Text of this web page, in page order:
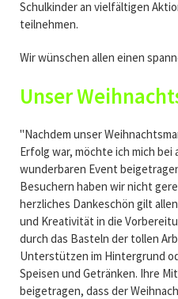
Schulkinder an vielfältigen
teilnehmen.
Wir wünschen allen einen
Unser
"Nachdem unser
Erfolg war, möchte ich mich bei
wunderbaren Event
Besuchern haben wir nicht
herzliches Dankeschön gilt
und Kreativität in die
durch das Basteln der tollen
Unterstützen im Hintergrund
Speisen und Getränken. Ihre
beigetragen, dass der